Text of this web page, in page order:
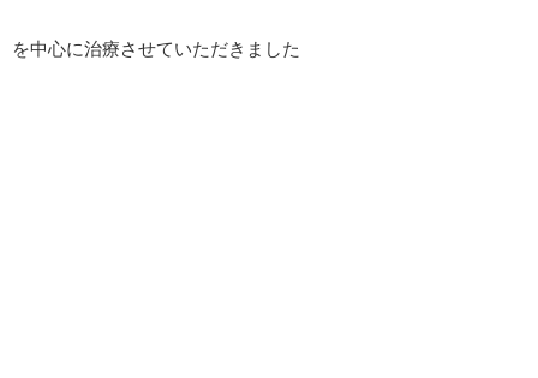
を中心に治療させていただきました